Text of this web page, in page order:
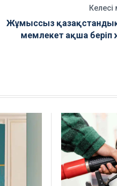
Жұмыссыз
мемлекет ақша беріп